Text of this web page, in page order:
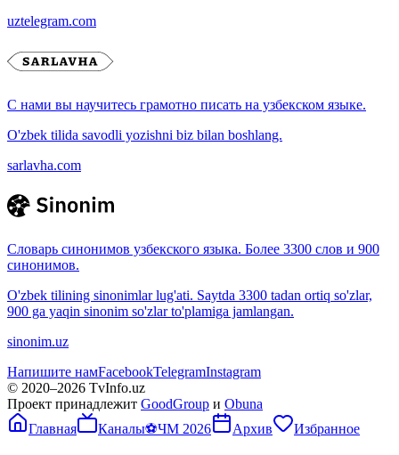
uztelegram.com
С нами вы научитесь грамотно писать на узбекском языке.
O'zbek tilida savodli yozishni biz bilan boshlang.
sarlavha.com
Словарь синонимов узбекского языка. Более 3300 слов и 900
синонимов.
O'zbek tilining sinonimlar lug'ati. Saytda 3300 tadan ortiq so'zlar,
900 ga yaqin sinonim so'zlar to'plamiga jamlangan.
sinonim.uz
Напишите намFacebookTelegramInstagram
© 2020–2026 TvInfo.uz
Проект принадлежит GoodGroup и Obuna
Главная
Каналы⚽ЧМ 2026 Архив Избранное